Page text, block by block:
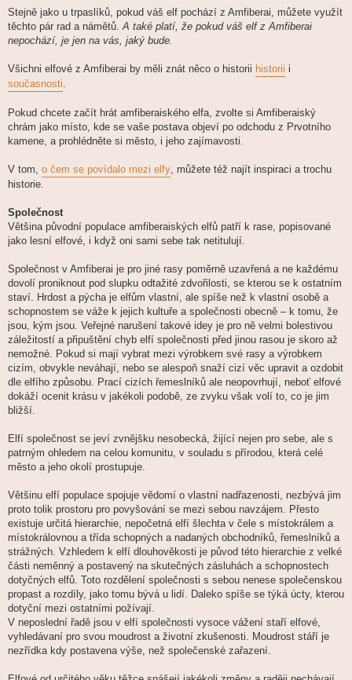
v
e
k
Stejně jako u trpaslíků, pokud váš elf pochází z Amfiberai, můžete využít
těchto pár rad a námětů. A také platí, že pokud váš elf z Amfiberai
nepochází, je jen na vás, jaký bude.
Všichni elfové z Amfiberai by měli znát něco o historii historii i
současnosti
Pokud chcete začít hrát amfiberaiského elfa, zvolte si Amfiberaiský
chrám jako místo, kde se vaše postava objeví po odchodu z Prvotního
kamene, a prohlédněte si město, i jeho zajímavosti.
V tom, o čem se povídalo mezi elfy , můžete též najít inspiraci a trochu
historie.
Společnost
Většina původní populace amfiberaiských elfů patří k rase, popisované
jako lesní elfové, i když oni sami sebe tak netitulují.
Společnost v Amfiberai je pro jiné rasy poměrně uzavřená a ne každému
dovolí proniknout pod slupku odtažité zdvořilosti, se kterou se k ostatním
staví. Hrdost a pýcha je elfům vlastní, ale spíše než k vlastní osobě a
schopnostem se váže k jejich kultuře a společnosti obecně – k tomu, že
jsou, kým jsou. Veřejné narušení takové idey je pro ně velmi bolestivou
záležitostí a připuštění chyb elfí společnosti před jinou rasou je skoro až
nemožné. Pokud si mají vybrat mezi výrobkem své rasy a výrobkem
cizím, obvykle neváhají, nebo se alespoň snaží cizí věc upravit a ozdobit
dle elfího způsobu. Prací cizích řemeslníků ale neopovrhují, neboť elfové
dokáží ocenit krásu v jakékoli podobě, ze zvyku však volí to, co je jim
bližší.
Elfí společnost se jeví zvnějšku nesobecká, žijící nejen pro sebe, ale s
patrným ohledem na celou komunitu, v souladu s přírodou, která celé
město a jeho okolí prostupuje.
Většinu elfí populace spojuje vědomí o vlastní nadřazenosti, nezbývá jim
proto tolik prostoru pro povyšování se mezi sebou navzájem. Přesto
existuje určitá hierarchie, nepočetná elfí šlechta v čele s místokrálem a
místokrálovnou a třída schopných a nadaných obchodníků, řemeslníků a
strážných. Vzhledem k elfí dlouhověkosti je původ této hierarchie z velké
části neměnný a postavený na skutečných zásluhách a schopnostech
dotyčných elfů. Toto rozdělení společnosti s sebou nenese společenskou
propast a rozdíly, jako tomu bývá u lidí. Daleko spíše se týká úcty, kterou
dotyční mezi ostatními požívají.
V neposlední řadě jsou v elfí společnosti vysoce vážení staří elfové,
vyhledávaní pro svou moudrost a životní zkušenosti. Moudrost stáří je
nezřídka kdy postavena výše, než společenské zařazení.